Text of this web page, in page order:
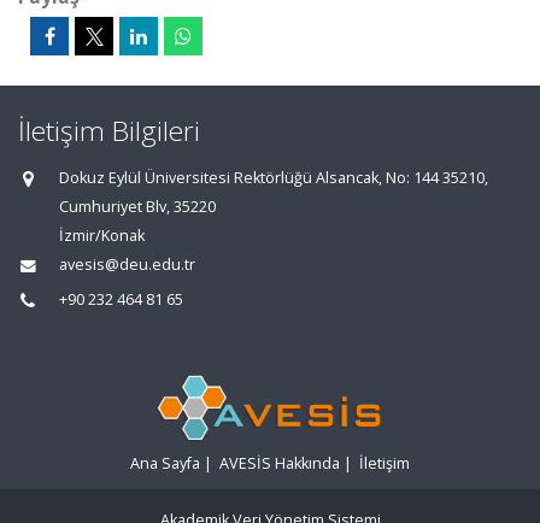
İletişim Bilgileri
Dokuz Eylül Üniversitesi Rektörlüğü Alsancak, No: 144 35210,
Cumhuriyet Blv, 35220
İzmir/Konak
avesis@deu.edu.tr
+90 232 464 81 65
Ana Sayfa | AVESİS Hakkında | İletişim